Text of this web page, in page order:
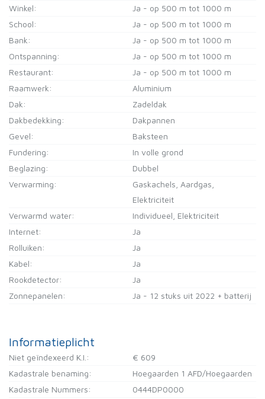
Winkel:
Ja - op 500 m tot 1000 m
School:
Ja - op 500 m tot 1000 m
Bank:
Ja - op 500 m tot 1000 m
Ontspanning:
Ja - op 500 m tot 1000 m
Restaurant:
Ja - op 500 m tot 1000 m
Raamwerk:
Aluminium
Dak:
Zadeldak
Dakbedekking:
Dakpannen
Gevel:
Baksteen
Fundering:
In volle grond
Beglazing:
Dubbel
Verwarming:
Gaskachels, Aardgas,
Elektriciteit
Verwarmd water:
Individueel, Elektriciteit
Internet:
Ja
Rolluiken:
Ja
Kabel:
Ja
Rookdetector:
Ja
Zonnepanelen:
Ja - 12 stuks uit 2022 + batterij
Informatieplicht
Niet geïndexeerd K.I.:
€ 609
Kadastrale benaming:
Hoegaarden 1 AFD/Hoegaarden
Kadastrale Nummers:
0444DP0000